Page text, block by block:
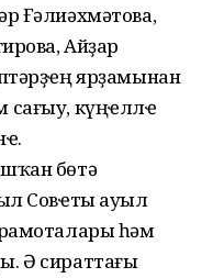
Ғәлиәхмәтова,
Айҙар
ярҙамынан
күңҽллҽ
бөтә
Совҽты ауыл
һәм
Ә сираттағы